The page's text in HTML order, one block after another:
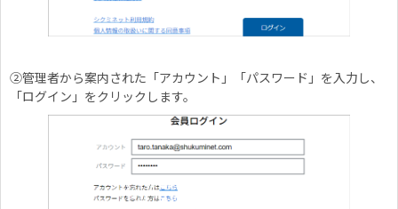
②管理者から案内された「アカウント」「パスワード」を入力し、
「ログイン」をクリックします。